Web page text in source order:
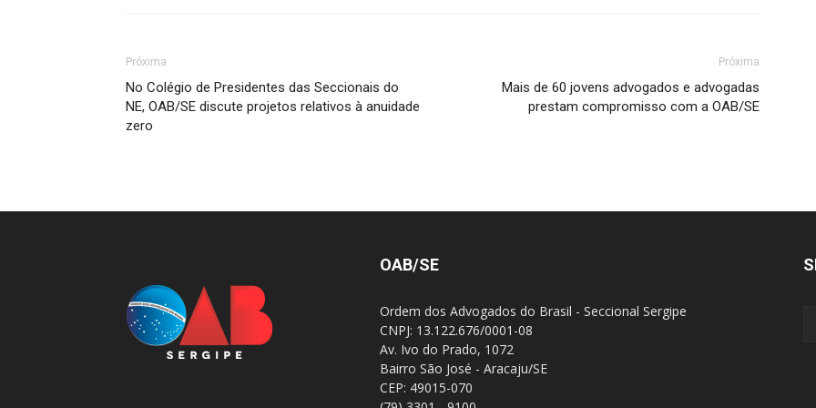
Próxima
No Colégio de Presidentes das Seccionais do
NE, OAB/SE discute projetos relativos à anuidade
zero
Próxima
Mais de 60 jovens advogados e advogadas
prestam compromisso com a OAB/SE
OAB/SE
Ordem dos Advogados do Brasil - Seccional Sergipe
CNPJ: 13.122.676/0001-08
Av. Ivo do Prado, 1072
Bairro São José - Aracaju/SE
CEP: 49015-070